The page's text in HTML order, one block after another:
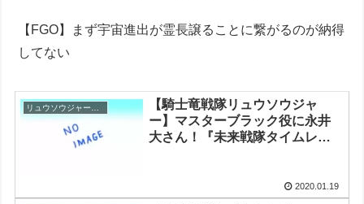
【FGO】まず宇宙進出が霊長譲ることに繋がるのが納得
してない
リュウソウジャーの話題
【騎士竜戦隊リュウソウジャ
ー】マスターブラック役に永井
大さん！『未来戦隊タイムレン
2020.01.19